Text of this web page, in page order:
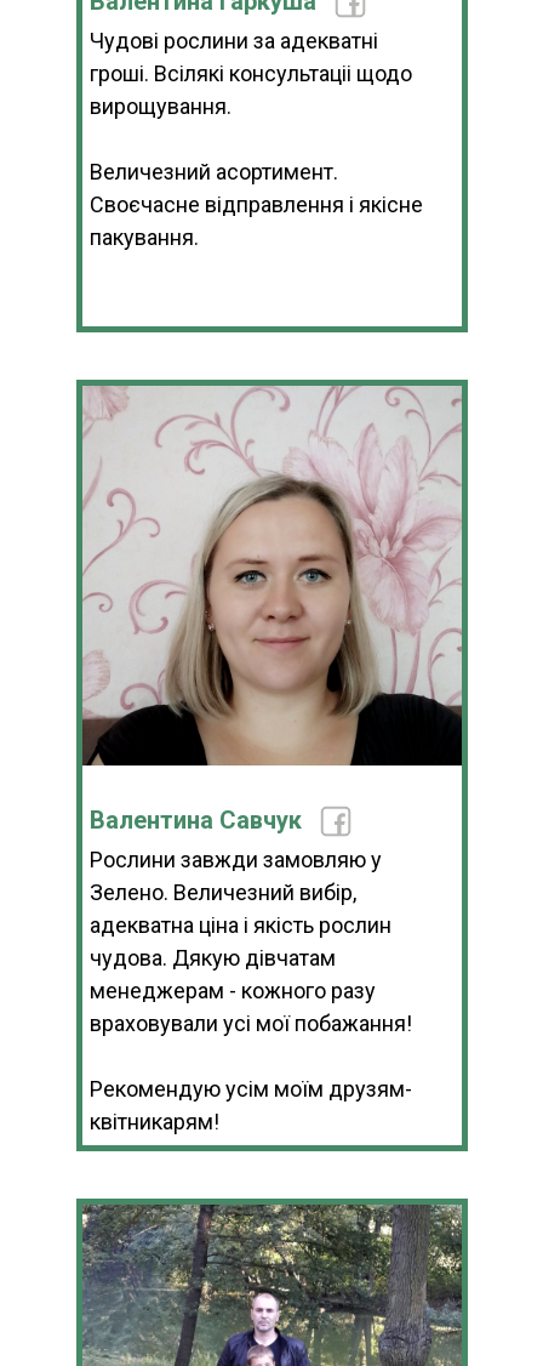
Чудові рослини за адекватні
гроші. Всілякі консультаціі щодо
вирощування.
Величезний асортимент.
Своєчасне відправлення і якісне
пакування.
Валентина Савчук
Рослини завжди замовляю у
Зелено. Величезний вибір,
адекватна ціна і якість рослин
чудова. Дякую дівчатам
менеджерам - кожного разу
враховували усі мої побажання!
Рекомендую усім моїм друзям-
квітникарям!